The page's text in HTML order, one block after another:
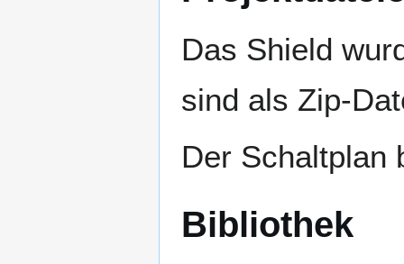
Das Shield
sind als Zip-
Der Schaltplan
Bibliothek